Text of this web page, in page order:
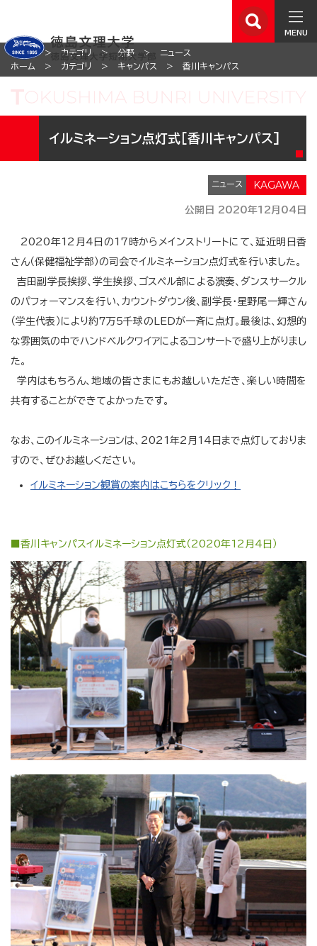
MENU
ホーム カテゴリ 分野
ニュース
ホーム
カテゴリ キャンパス 香川キャンパス
イルミネーション点灯式[香川キャンパス]
ニュース
公開日 2020年12月04日
2020年12月4日の17時からメインストリートにて、延近明日香
さん（保健福祉学部）の司会でイルミネーション点灯式を行いました。
吉田副学長挨拶、学生挨拶、ゴスペル部による演奏、ダンスサークル
のパフォーマンスを行い、カウントダウン後、副学長・星野尾一輝さん
（学生代表）により約7万5千球のLEDが一斉に点灯。最後は、幻想的
な雰囲気の中でハンドベルクワイアによるコンサートで盛り上がりまし
た。
学内はもちろん、地域の皆さまにもお越しいただき、楽しい時間を
共有することができてよかったです。
なお、このイルミネーションは、2021年2月14日まで点灯しておりま
すので、ぜひお越しください。
イルミネーション観賞の案内はこちらをクリック！
■香川キャンパスイルミネーション点灯式（2020年12月4日）